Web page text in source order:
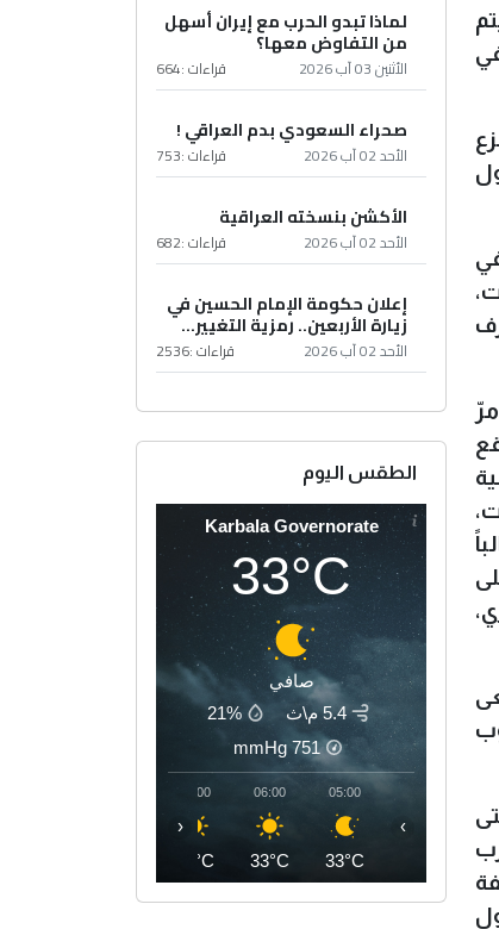
لماذا تبدو الحرب مع إيران أسهل
من التفاوض معها؟
الأثنين 03 آب 2026 قراءات :664
صحراء السعودي بدم العراقي !
الأحد 02 آب 2026 قراءات :753
الأكشن بنسخته العراقية
الأحد 02 آب 2026 قراءات :682
إعلان حكومة الإمام الحسين في
زيارة الأربعين.. رمزية التغيير...
الأحد 02 آب 2026 قراءات :2536
الطقس اليوم
Karbala Governorate
33°C
صافي
5.4 م\ث
21%
751
mmHg
05:00
33°C
06:00
33°C
07:00
34°C
‹ ›